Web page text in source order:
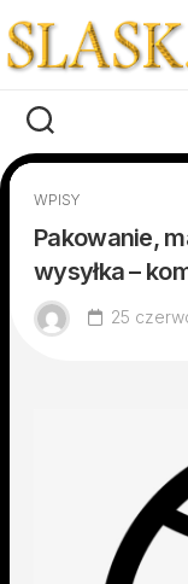
to
content
WPISY
Pakowanie,
wysyłka –
25